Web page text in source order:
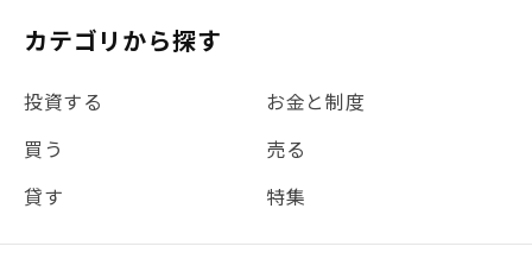
カテゴリから探す
投資する
お金と制度
買う
売る
貸す
特集